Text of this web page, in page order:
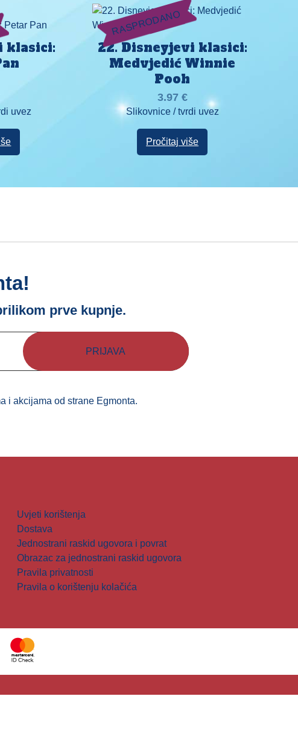
klasici:
uvez
RASPRODANO
22. Disneyjevi klasici:
Medvjedić Winnie
Pooh
3.97 €
Slikovnice / tvrdi uvez
Pročitaj više
prve kupnje.
i akcijama od strane Egmonta.
Uvjeti korištenja
Dostava
Jednostrani raskid ugovora i povrat
Obrazac za jednostrani raskid ugovora
Pravila privatnosti
Pravila o korištenju kolačića